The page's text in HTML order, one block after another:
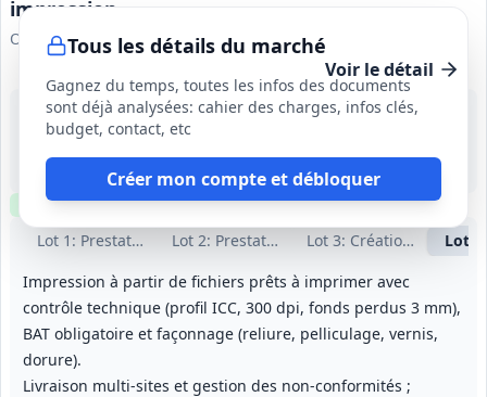
Tous les détails du marché
Gagnez du temps, toutes les infos des documents
sont déjà analysées: cahier des charges, infos clés,
budget, contact, etc
Créer mon compte et débloquer
impression
OPCO 2i
Voir le détail
Lot 1 : Prestations graphiques
Lot 2: Prestations vidéos
Lot 3: Création de Lot
Impression à partir de fichiers prêts à imprimer avec
contrôle technique (profil ICC, 300 dpi, fonds perdus 3 mm),
BAT obligatoire et façonnage (reliure, pelliculage, vernis,
dorure).
Livraison multi‑sites et gestion des non‑conformités ;
7 sept. 2026
France métropolitaine
Clause environnementale